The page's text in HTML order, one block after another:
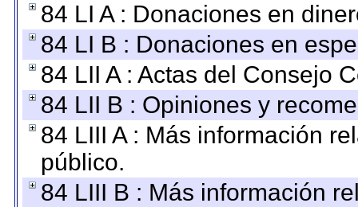
84 LI A : Donaciones en
84 LI B : Donaciones en
84 LII A : Actas del Consejo
84 LII B : Opiniones y
84 LIII A : Más información
público.
84 LIII B : Más información